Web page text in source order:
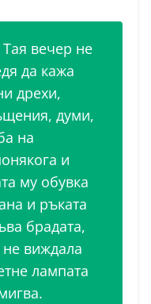
вечер не
да кажа
дрехи,
думи,
на
и
му обувка
и ръката
брадата,
не виждала
лампата